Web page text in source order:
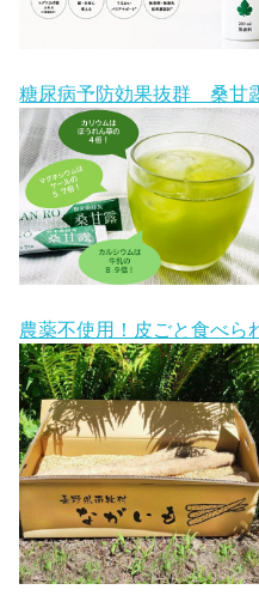
糖尿病予防効果抜群 桑甘
農薬不使用！皮ごと食べ